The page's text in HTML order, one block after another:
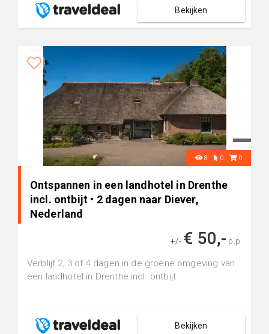
Bekijken
8 0 0
Ontspannen in een landhotel in Drenthe
incl. ontbijt • 2 dagen naar Diever,
Nederland
+/- € 50,- p.p.
Verblijf 2, 3 of 4 dagen in de groene omgeving van
een landhotel in Drenthe incl. ontbijt
Bekijken